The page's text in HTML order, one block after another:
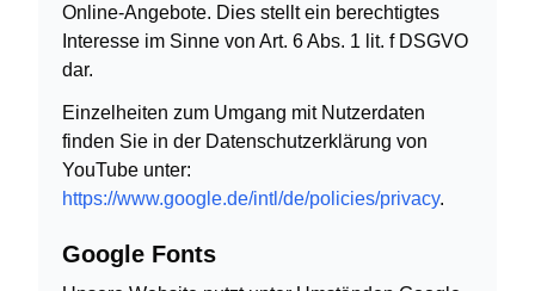
Online-Angebote. Dies stellt ein berechtigtes
Interesse im Sinne von Art. 6 Abs. 1 lit. f DSGVO
dar.
Einzelheiten zum Umgang mit Nutzerdaten
finden Sie in der Datenschutzerklärung von
YouTube unter:
https://www.google.de/intl/de/policies/privacy.
Google Fonts